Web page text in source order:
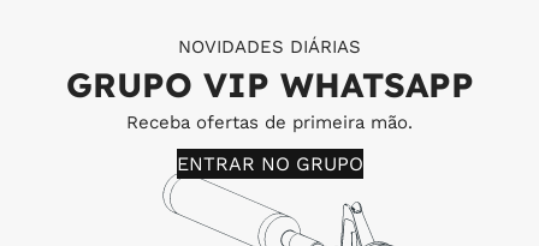
NOVIDADES DIÁRIAS
GRUPO VIP WHATSAPP
Receba ofertas de primeira mão.
ENTRAR NO GRUPO